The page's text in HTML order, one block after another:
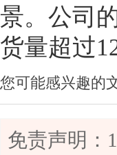
景。公司
货量超过
您可能感兴趣的
免责声明：